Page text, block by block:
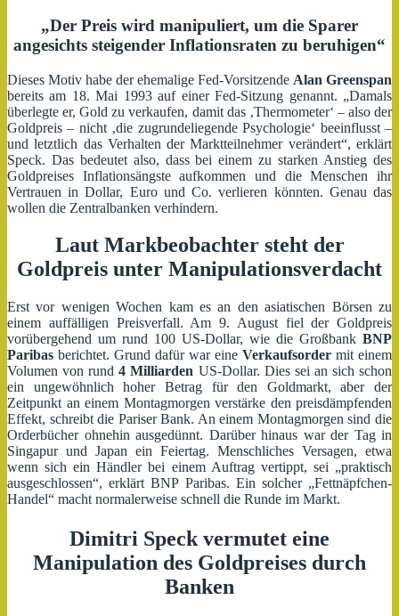
„Der Preis wird manipuliert, um die Sparer
angesichts steigender Inflationsraten zu beruhigen“
Dieses Motiv habe der ehemalige Fed-Vorsitzende Alan Greenspan
bereits am 18. Mai 1993 auf einer Fed-Sitzung genannt. „Damals
überlegte er, Gold zu verkaufen, damit das ‚Thermometer‘ – also der
Goldpreis – nicht ‚die zugrundeliegende Psychologie‘ beeinflusst –
und letztlich das Verhalten der Marktteilnehmer verändert“, erklärt
Speck. Das bedeutet also, dass bei einem zu starken Anstieg des
Goldpreises Inflationsängste aufkommen und die Menschen ihr
Vertrauen in Dollar, Euro und Co. verlieren könnten. Genau das
wollen die Zentralbanken verhindern.
Laut Markbeobachter steht der
Goldpreis unter Manipulationsverdacht
Erst vor wenigen Wochen kam es an den asiatischen Börsen zu
einem auffälligen Preisverfall. Am 9. August fiel der Goldpreis
vorübergehend um rund 100 US-Dollar, wie die Großbank BNP
Paribas berichtet. Grund dafür war eine Verkaufsorder mit einem
Volumen von rund4 Milliarden US-Dollar. Dies sei an sich schon
ein ungewöhnlich hoher Betrag für den Goldmarkt, aber der
Zeitpunkt an einem Montagmorgen verstärke den preisdämpfenden
Effekt, schreibt die Pariser Bank. An einem Montagmorgen sind die
Orderbücher ohnehin ausgedünnt. Darüber hinaus war der Tag in
Singapur und Japan ein Feiertag. Menschliches Versagen, etwa
wenn sich ein Händler bei einem Auftrag vertippt, sei „praktisch
ausgeschlossen“, erklärt BNP Paribas. Ein solcher „Fettnäpfchen-
Handel“ macht normalerweise schnell die Runde im Markt.
Dimitri Speck vermutet eine
Manipulation des Goldpreises durch
Banken